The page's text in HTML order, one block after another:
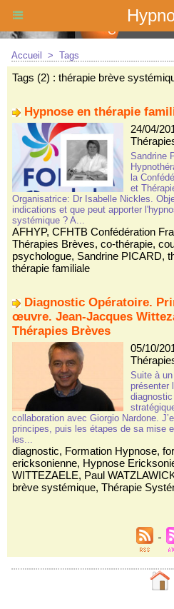
Accueil > Tags
Tags (2) : thérapie brève
Hypnose en thérapie
24/04/
Sandrine
la
et
Organisatrice: Dr Isabelle Nickles.
indications et que peut apporter
systémique ? A...
AFHYP, CFHTB Confédération
Thérapies Brèves, co-thérapie,
psychologue, Sandrine PICARD,
thérapie familiale
Diagnostic Opératoire.
œuvre. Jean-Jacques
Thérapies Brèves
05/10/
Suite à
présenter
collaboration avec Giorgio Nardone.
principes, puis les étapes de sa mise
les...
diagnostic, Formation Hypnose,
ericksonienne, Hypnose
WITTEZAELE, Paul
brève systémique, Thérapie